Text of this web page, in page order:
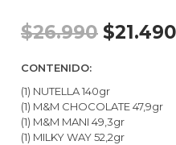
$26.990 $21.490
CONTENIDO:
(1) NUTELLA 140gr
(1) M&M CHOCOLATE 47,9gr
(1) M&M MANI 49,3gr
(1) MILKY WAY 52,2gr